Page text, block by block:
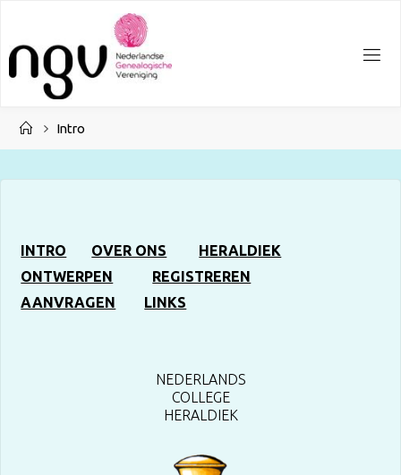
de
inhoud
HomeIntro
INTRO OVER ONS
HERALDIEK
ONTWERPEN
REGISTREREN
AANVRAGEN
LINKS
NEDERLANDS
COLLEGE
HERALDIEK